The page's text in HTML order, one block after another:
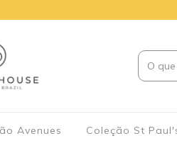
Avenues Coleção St